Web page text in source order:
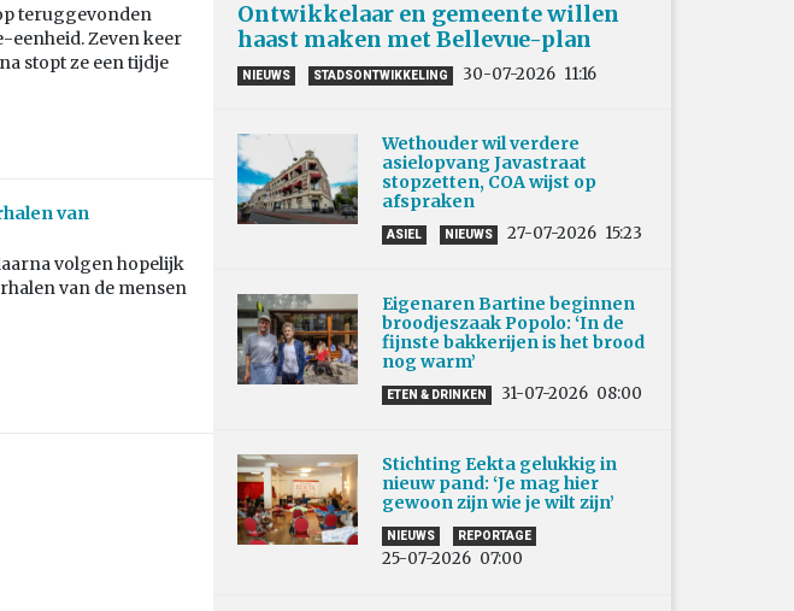
teruggevonden
Zeven keer
stopt ze een tijdje
van
volgen hopelijk
van de mensen
Ontwikkelaar en gemeente willen
haast maken met Bellevue-plan
NIEUWS STADSONTWIKKELING 30-07-2026 11:16
Wethouder wil verdere
asielopvang Javastraat
stopzetten, COA wijst op
afspraken
ASIEL NIEUWS 27-07-2026 15:23
Eigenaren Bartine beginnen
broodjeszaak Popolo: ‘In de
fijnste bakkerijen is het brood
nog warm’
ETEN & DRINKEN 31-07-2026 08:00
Stichting Eekta gelukkig in
nieuw pand: ‘Je mag hier
gewoon zijn wie je wilt zijn’
NIEUWS REPORTAGE
25-07-2026 07:00